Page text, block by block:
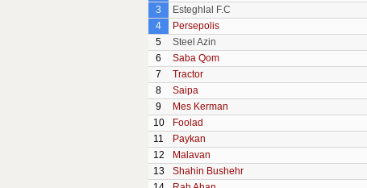
3
Esteghlal F.C
4
Persepolis
5
Steel Azin
6
Saba Qom
7
Tractor
8
Saipa
9
Mes Kerman
10
Foolad
11
Paykan
12
Malavan
13
Shahin Bushehr